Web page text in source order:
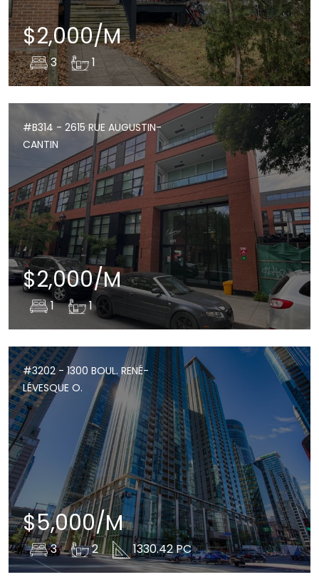
$2,000/M
3 1
#B314 - 2615 RUE AUGUSTIN-
CANTIN
$2,000/M
1 1
#3202 - 1300 BOUL. RENÉ-
LÉVESQUE O.
$5,000/M
3 2 1330.42 PC